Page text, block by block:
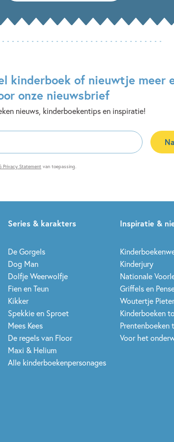
kinderboek of nieuwtje meer
onze nieuwsbrief
nieuws, kinderboekentips en inspiratie!
Privacy Statement van toepassing.
Series & karakters
De Gorgels
Dog Man
Dolfje Weerwolfje
Fien en Teun
Kikker
Spekkie en Sproet
Mees Kees
De regels van Floor
Maxi & Helium
Alle kinderboekenpersonages
Inspiratie &
Kinderjury
Nationale
Griffels en
Woutertje
Kinderboeken
Prentenboeken
Voor het